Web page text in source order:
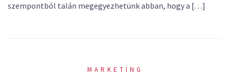
szempontból talán megegyezhetünk abban, hogy a […]
MARKETING